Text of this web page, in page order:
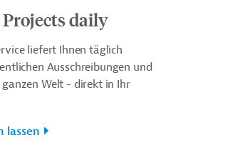
daily
liefert Ihnen täglich
Ausschreibungen und
ganzen Welt - direkt in Ihr
lassen